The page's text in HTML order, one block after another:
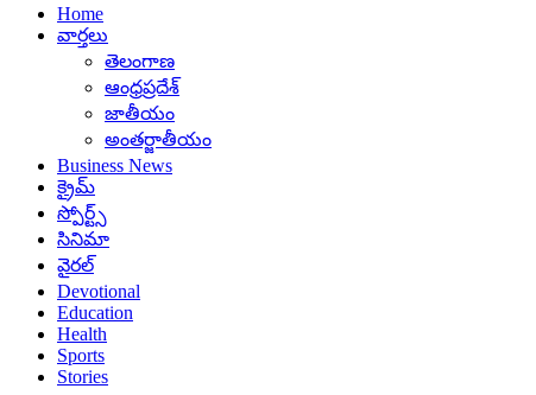
Home
వార్తలు
తెలంగాణ
ఆంధ్రప్రదేశ్
జాతీయం
అంతర్జాతీయం
Business News
క్రైమ్
స్పోర్ట్స్
సినిమా
వైరల్
Devotional
Education
Health
Sports
Stories